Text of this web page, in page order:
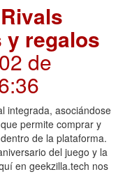
y regalos
de
integrada, asociándose
permite comprar y
de la plataforma.
del juego y la
en geekzilla.tech nos